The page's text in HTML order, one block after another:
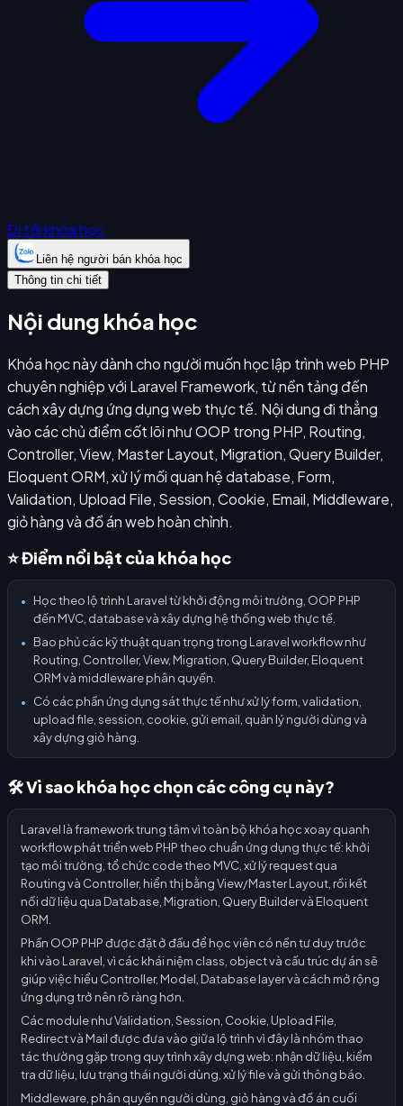
Đi tới khóa học
Liên hệ người bán khóa học
Thông tin chi tiết
Nội dung khóa học
Khóa học này dành cho người muốn học lập trình web PHP
chuyên nghiệp với Laravel Framework, từ nền tảng đến
cách xây dựng ứng dụng web thực tế. Nội dung đi thẳng
vào các chủ điểm cốt lõi như OOP trong PHP, Routing,
Controller, View, Master Layout, Migration, Query Builder,
Eloquent ORM, xử lý mối quan hệ database, Form,
Validation, Upload File, Session, Cookie, Email, Middleware,
giỏ hàng và đồ án web hoàn chỉnh.
⭐ Điểm nổi bật của khóa học
●
Học theo lộ trình Laravel từ khởi động môi trường, OOP PHP
đến MVC, database và xây dựng hệ thống web thực tế.
●
Bao phủ các kỹ thuật quan trọng trong Laravel workflow như
Routing, Controller, View, Migration, Query Builder, Eloquent
ORM và middleware phân quyền.
●
Có các phần ứng dụng sát thực tế như xử lý form, validation,
upload file, session, cookie, gửi email, quản lý người dùng và
xây dựng giỏ hàng.
🛠️ Vì sao khóa học chọn các công cụ này?
Laravel là framework trung tâm vì toàn bộ khóa học xoay quanh
workflow phát triển web PHP theo chuẩn ứng dụng thực tế: khởi
tạo môi trường, tổ chức code theo MVC, xử lý request qua
Routing và Controller, hiển thị bằng View/Master Layout, rồi kết
nối dữ liệu qua Database, Migration, Query Builder và Eloquent
ORM.
Phần OOP PHP được đặt ở đầu để học viên có nền tư duy trước
khi vào Laravel, vì các khái niệm class, object và cấu trúc dự án sẽ
giúp việc hiểu Controller, Model, Database layer và cách mở rộng
ứng dụng trở nên rõ ràng hơn.
Các module như Validation, Session, Cookie, Upload File,
Redirect và Mail được đưa vào giữa lộ trình vì đây là nhóm thao
tác thường gặp trong quy trình xây dựng web: nhận dữ liệu, kiểm
tra dữ liệu, lưu trạng thái người dùng, xử lý file và gửi thông báo.
Middleware, phân quyền người dùng, giỏ hàng và đồ án cuối